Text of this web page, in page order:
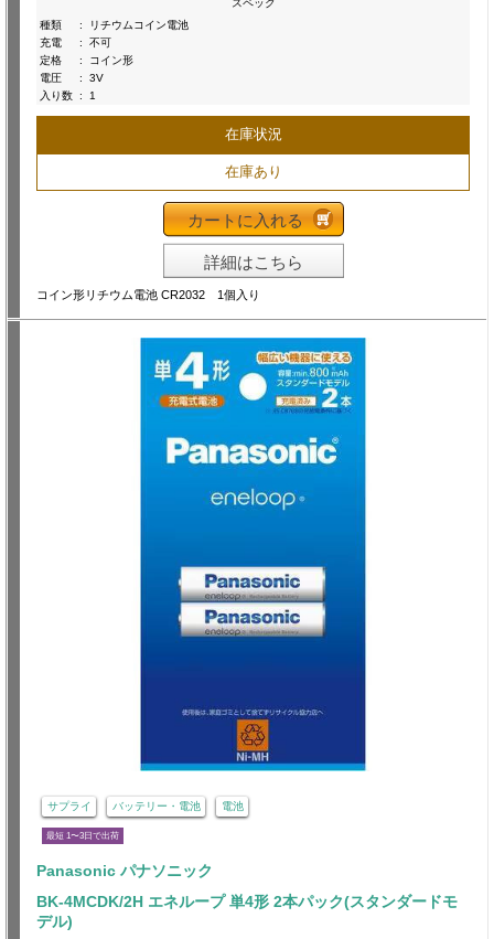
スペック
種類
:
リチウムコイン電池
充電
:
不可
定格
:
コイン形
電圧
:
3V
入り数 : 1
在庫状況
在庫あり
カートに入れる
詳細はこちら
コイン形リチウム電池 CR2032 1個入り
サプライ バッテリー・電池 電池
最短 1〜3日で出荷
Panasonic パナソニック
BK-4MCDK/2H エネループ 単4形 2本パック(スタンダードモ
デル)